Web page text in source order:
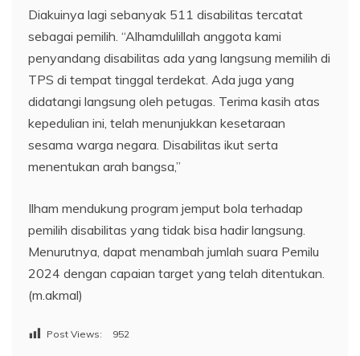
Diakuinya lagi sebanyak 511 disabilitas tercatat
sebagai pemilih. “Alhamdulillah anggota kami
penyandang disabilitas ada yang langsung memilih di
TPS di tempat tinggal terdekat. Ada juga yang
didatangi langsung oleh petugas. Terima kasih atas
kepedulian ini, telah menunjukkan kesetaraan
sesama warga negara. Disabilitas ikut serta
menentukan arah bangsa,”
Ilham mendukung program jemput bola terhadap
pemilih disabilitas yang tidak bisa hadir langsung.
Menurutnya, dapat menambah jumlah suara Pemilu
2024 dengan capaian target yang telah ditentukan.
(m.akmal)
Post Views: 952